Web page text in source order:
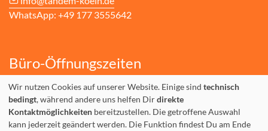
WhatsApp: +49 177 3555642
Büro-Öffnungszeiten
Montag bis Donnerstag: 10-14 Uhr & 16-19 Uhr
Freitag: 10-16 Uhr
Wir nutzen Cookies auf unserer Website. Einige sind technisch
bedingt, während andere uns helfen Dirdirekte
Kontaktmöglichkeiten bereitzustellen. Die getroffene Auswahl
kann jederzeit geändert werden. Die Funktion findest Du am Ende